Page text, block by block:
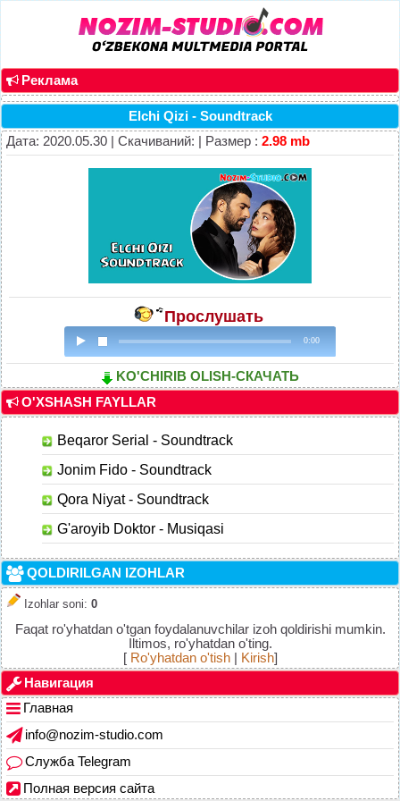
Реклама
Elchi Qizi - Soundtrack
Дата: 2020.05.30 | Скачиваний: | Размер : 2.98 mb
Прослушать
0:00
KO'CHIRIB OLISH-СКАЧАТЬ
O'XSHASH FAYLLAR
Beqaror Serial - Soundtrack
Jonim Fido - Soundtrack
Qora Niyat - Soundtrack
G'aroyib Doktor - Musiqasi
QOLDIRILGAN IZOHLAR
Izohlar soni: 0
Faqat ro'yhatdan o'tgan foydalanuvchilar izoh qoldirishi mumkin.
Iltimos, ro'yhatdan o'ting.
[ Ro'yhatdan o'tish| Kirish]
Навигация
Главная
info@nozim-studio.com
Служба Telegram
Полная версия сайта